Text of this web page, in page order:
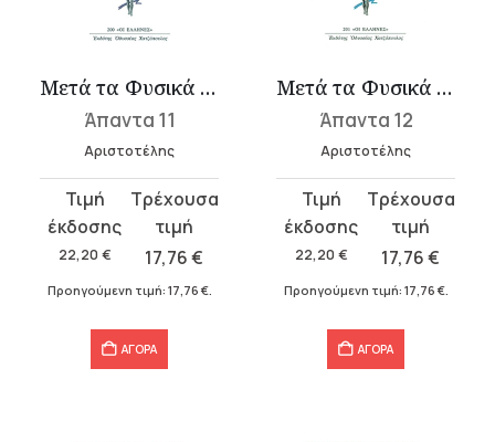
Μετά τα Φυσικά 2 (Ε-Ι)
Άπαντα 11
Αριστοτέλης
22,20 €
Original
price
was:
22,20 €.
17,76€
τρέχουσα
τιμή
είναι:
Προηγούμενη τιμή: 17,76 €.
ΑΓΟΡΑ
Μετά τα Φυσικά 3 (Κ-Ν)
Άπαντα 12
Αριστοτέλης
22,20 €
Original
price
was:
22,20 €.
17,76€
τρέχουσα
τιμή
είναι:
Προηγούμενη τιμή: 17,76 €.
ΑΓΟΡΑ